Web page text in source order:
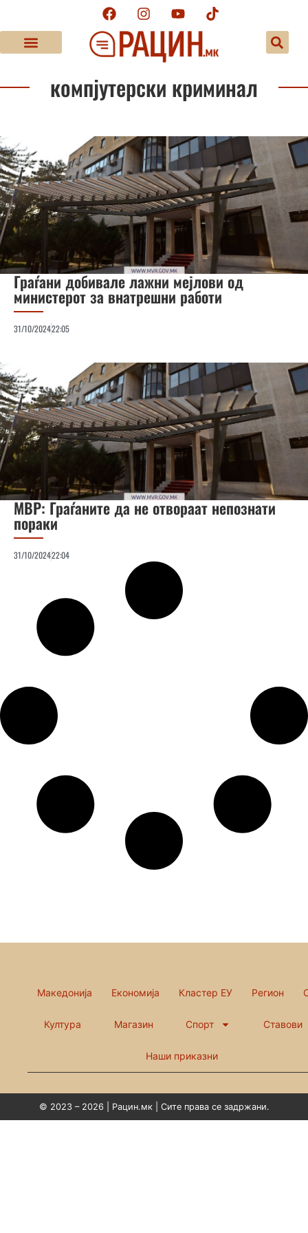
компјутерски криминал
Граѓани добивале лажни мејлови од
министерот за внатрешни работи
31/10/202422:05
МВР: Граѓаните да не отвораат непознати
пораки
31/10/202422:04
Македонија Економија Кластер ЕУ Регион
Култура Магазин Спорт Ставови
Наши приказни
© 2023 – 2026 | Рацин.мк | Сите права се задржани.